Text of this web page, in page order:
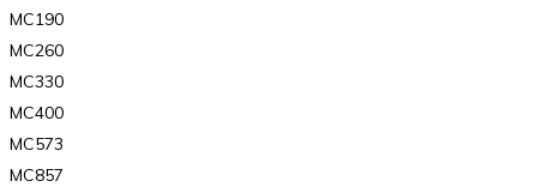
MC190
MC260
MC330
MC400
MC573
MC857